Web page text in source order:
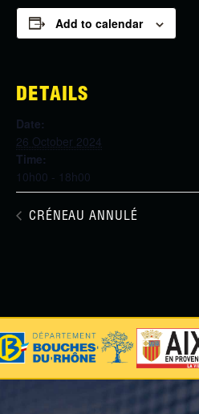
Add to calendar
DETAILS
Date:
26 October 2024
Time:
10h00 - 18h00
CRÉNEAU ANNULÉ